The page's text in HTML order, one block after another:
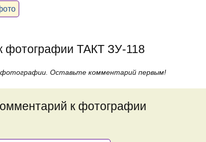
фотографии ТАКТ ЗУ-118
Оставьте комментарий первым!
к фотографии